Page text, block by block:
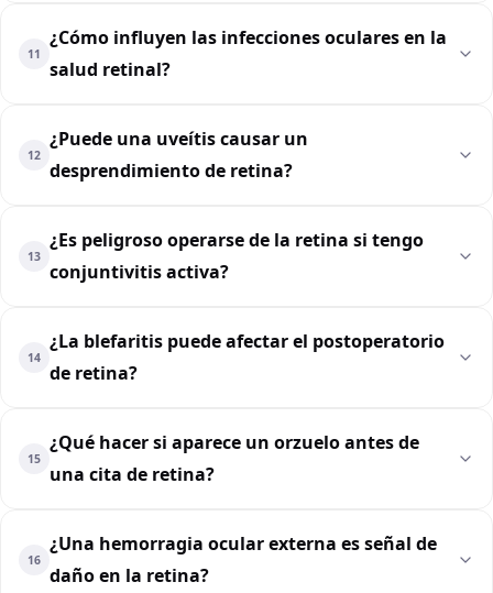
11
¿Cómo influyen las infecciones oculares en la
salud retinal?
12
¿Puede una uveítis causar un
desprendimiento de retina?
13
¿Es peligroso operarse de la retina si tengo
conjuntivitis activa?
14
¿La blefaritis puede afectar el postoperatorio
de retina?
15
¿Qué hacer si aparece un orzuelo antes de
una cita de retina?
16
¿Una hemorragia ocular externa es señal de
daño en la retina?